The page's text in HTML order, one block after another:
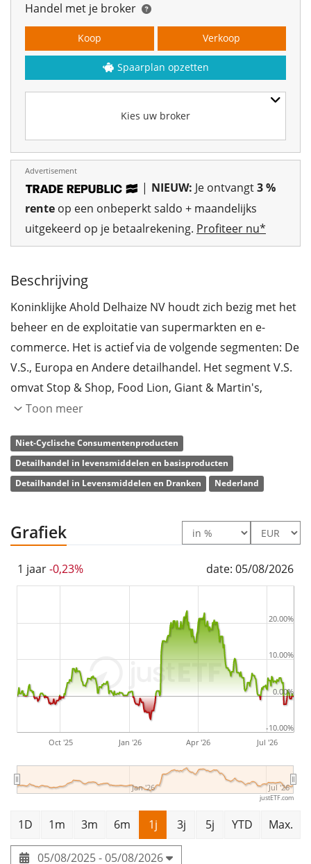
Handel met je broker
Kies uw broker
Koop Verkoop
Spaarplan opzetten
Advertisement
| NIEUW: Je ontvangt3 %
rente op een onbeperkt saldo + maandelijks
uitgekeerd op je betaalrekening. Profiteer nu*
Beschrijving
Koninklijke Ahold Delhaize NV houdt zich bezig met het
beheer en de exploitatie van supermarkten en e-
commerce. Het is actief via de volgende segmenten: De
V.S., Europa en Andere detailhandel. Het segment V.S.
omvat Stop & Shop, Food Lion, Giant & Martin's,
Hannaford, Giant Food en Peapod. Het segment
bol.com, Delhaize-activiteiten in België en Luxemburg.
Het bedrijf is opgericht in 1867 en heeft zijn
hoofdkantoor in Zaandam, Nederland.
Toon meer
Niet-Cyclische Consumentenproducten
Detailhandel in levensmiddelen en basisproducten
Detailhandel in Levensmiddelen en Dranken
Nederland
Grafiek
1 jaar-0,23% date: 05/08/2026
Oct '25 Jan '26 Apr '26 Jul '26
Jan '26 Jul '26
-10.00%
0.00%
10.00%
20.00%
justETF.com
1D 1m 3m 6m 1j 3j 5j YTD Max.
05/08/2025 - 05/08/2026